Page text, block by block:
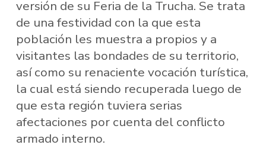
versión de su Feria de la Trucha. Se trata
de una festividad con la que esta
población les muestra a propios y a
visitantes las bondades de su territorio,
así como su renaciente vocación turística,
la cual está siendo recuperada luego de
que esta región tuviera serias
afectaciones por cuenta del conflicto
armado interno.